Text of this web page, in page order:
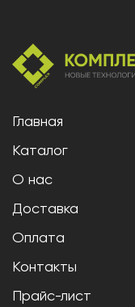
Главная
Каталог
О нас
Доставка
Оплата
Контакты
Прайс-лист